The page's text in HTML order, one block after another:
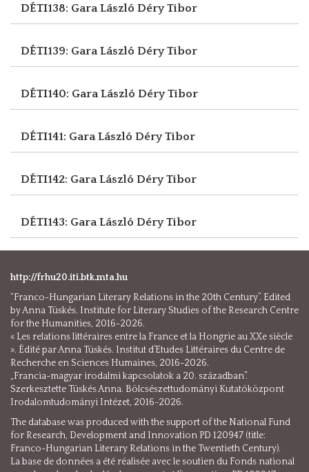
DÉTI138: Gara László Déry Tibor
DÉTI139: Gara László Déry Tibor
DÉTI140: Gara László Déry Tibor
DÉTI141: Gara László Déry Tibor
DÉTI142: Gara László Déry Tibor
DÉTI143: Gara László Déry Tibor
http://frhu20.iti.btk.mta.hu
“Franco-Hungarian Literary Relations in the 20th Century”. Edited
by Anna Tüskés. Institute for Literary Studies of the Research Centre
for the Humanities, 2016-2026.
« Les relations littéraires entre la France et la Hongrie au XXe siècle
». Édité par Anna Tüskés. Institut d’Etudes Littéraires du Centre de
Recherche en Sciences Humaines, 2016-2026.
„Francia-magyar irodalmi kapcsolatok a 20. században”.
Szerkesztette Tüskés Anna. Bölcsészettudományi Kutatóközpont
Irodalomtudományi Intézet, 2016-2026.
The database was produced with the support of the National Fund
for Research, Development and Innovation PD 120947 (title:
Franco-Hungarian Literary Relations in the Twentieth Century).
La base de données a été réalisée avec le soutien du Fonds national